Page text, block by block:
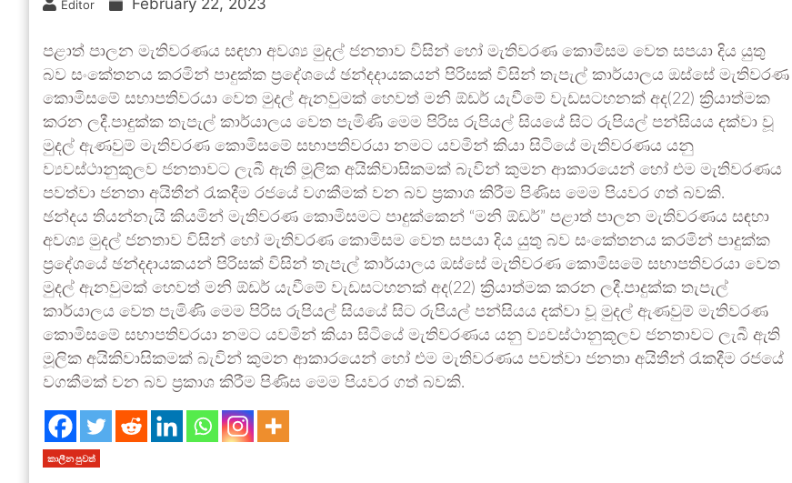
Editor February 22, 2023
පළාත් පාලන මැතිවරණය සඳහා අවශ්‍ය මුදල් ජනතාව විසින් හෝ මැතිවරණ කොමිසම වෙත සපයා දිය යුතු
බව සංකේතනය කරමින් පාදුක්ක ප‍්‍රදේශයේ ඡන්දදායකයන් පිරිසක් විසින් තැපැල් කාර්යාලය ඔස්සේ මැතිවරණ
කොමිසමේ සභාපතිවරයා වෙත මුදල් ඇනවුමක් හෙවත් මනි ඕඩර් යැවීමේ වැඩසටහනක් අද(22) ක්‍රියාත්මක
කරන ලදී.පාදුක්ක තැපැල් කාර්යාලය වෙත පැමිණි මෙම පිරිස රුපියල් සියයේ සිට රුපියල් පන්සියය දක්වා වූ
මුදල් ඇණවුම් මැතිවරණ කොමිසමේ සභාපතිවරයා නමට යවමින් කියා සිටියේ මැතිවරණය යනු
ව්‍යවස්ථානුකූලව ජනතාවට ලැබී ඇති මූලික අයිකිවාසිකමක් බැවින් කුමන ආකාරයෙන් හෝ එම මැතිවරණය
පවත්වා ජනතා අයිතීන් රැකදීම රජයේ වගකීමක් වන බව ප්‍රකාශ කිරීම පිණිස මෙම පියවර ගත් බවකි.
ඡන්දය තියන්නැයි කියමින් මැතිවරණ කොමිසමට පාදුක්කෙන් “මනි ඕඩර්” පළාත් පාලන මැතිවරණය සඳහා
අවශ්‍ය මුදල් ජනතාව විසින් හෝ මැතිවරණ කොමිසම වෙත සපයා දිය යුතු බව සංකේතනය කරමින් පාදුක්ක
ප‍්‍රදේශයේ ඡන්දදායකයන් පිරිසක් විසින් තැපැල් කාර්යාලය ඔස්සේ මැතිවරණ කොමිසමේ සභාපතිවරයා වෙත
මුදල් ඇනවුමක් හෙවත් මනි ඕඩර් යැවීමේ වැඩසටහනක් අද(22) ක්‍රියාත්මක කරන ලදී.පාදුක්ක තැපැල්
කාර්යාලය වෙත පැමිණි මෙම පිරිස රුපියල් සියයේ සිට රුපියල් පන්සියය දක්වා වූ මුදල් ඇණවුම් මැතිවරණ
කොමිසමේ සභාපතිවරයා නමට යවමින් කියා සිටියේ මැතිවරණය යනු ව්‍යවස්ථානුකූලව ජනතාවට ලැබී ඇති
මූලික අයිකිවාසිකමක් බැවින් කුමන ආකාරයෙන් හෝ එම මැතිවරණය පවත්වා ජනතා අයිතීන් රැකදීම රජයේ
වගකීමක් වන බව ප්‍රකාශ කිරීම පිණිස මෙම පියවර ගත් බවකි.
කාලීන පුවත්